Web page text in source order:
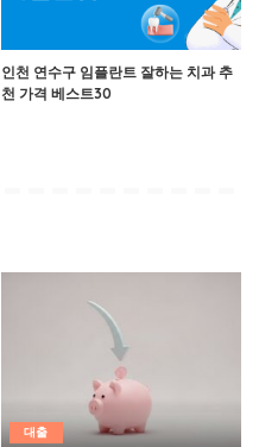
인천 연수구 임플란트 잘하는 치과 추
천 가격 베스트30
대출